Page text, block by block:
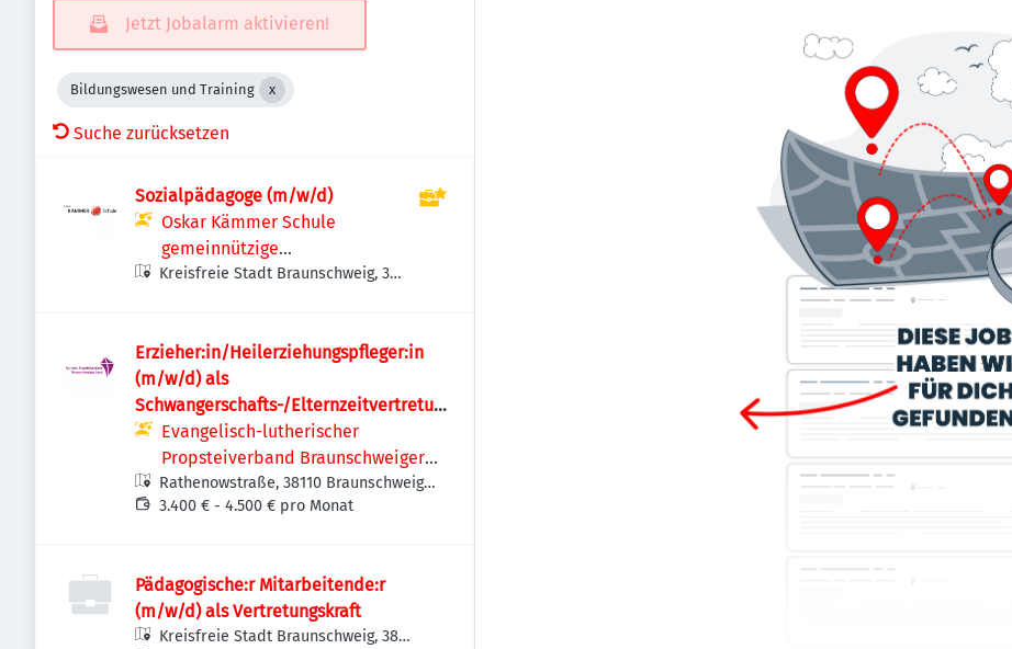
Jetzt Jobalarm aktivieren!
Bildungswesen und Training
Suche zurücksetzen
Sozialpädagoge (m/w/d)
Oskar Kämmer Schule
gemeinnützige
Bildungsgesellschaft mbH
Kreisfreie Stadt Braunschweig, 38
Erzieher:in/Heilerziehungspfleger:in
(m/w/d) als
Schwangerschafts-/Elternzeitvertretun
g
Evangelisch-lutherischer
Propsteiverband Braunschweiger
Land
Rathenowstraße, 38110 Braunschweig-
Wenden-Thune-Harxbüttel,
3.400 € - 4.500 € pro Monat
Pädagogische:r Mitarbeitende:r
(m/w/d) als Vertretungskraft
Kreisfreie Stadt Braunschweig, 38